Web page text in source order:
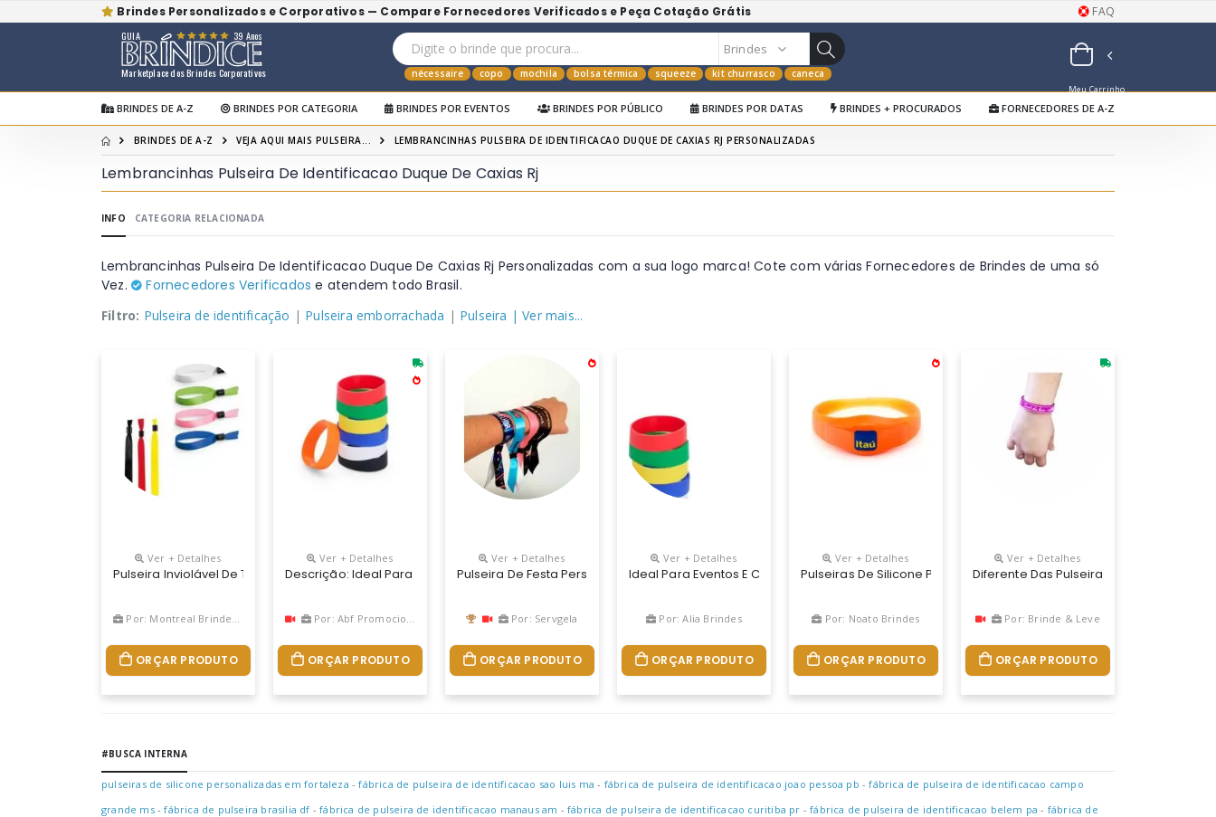
Brindes Personalizados e Corporativos — Compare Fornecedores Verificados e Peça Cotação Grátis FAQ
Marketplace dos Brindes Corporativos
GUIA 39 Anos
nécessaire copo mochila bolsa térmica squeeze kit churrasco caneca
Meu Carrinho
de Orçamentos
BRINDES DE A-Z BRINDES POR CATEGORIA BRINDES POR EVENTOS BRINDES POR PÚBLICO BRINDES POR DATAS BRINDES + PROCURADOS FORNECEDORES DE A-Z
BRINDES DE A-Z VEJA AQUI MAIS PULSEIRA... LEMBRANCINHAS PULSEIRA DE IDENTIFICACAO DUQUE DE CAXIAS RJ PERSONALIZADAS
Lembrancinhas Pulseira De Identificacao Duque De Caxias Rj
INFO CATEGORIA RELACIONADA
Lembrancinhas Pulseira De Identificacao Duque De Caxias Rj Personalizadas com a sua logo marca! Cote com várias Fornecedores de Brindes de uma só
Vez.
Fornecedores Verificados e atendem todo Brasil.
Filtro: Pulseira de identificação | Pulseira emborrachada | Pulseira | Ver mais...
Ver + Detalhes
Pulseira Inviolável De Tecido Com Fecho De Segurança. 1,5 Cm X 36 Cm - Gravação Digital Sem Limites De Cores, Frente.
Por: Montreal Brindes Corporativos
ORÇAR PRODUTO
Ver + Detalhes
Descrição: Ideal Para Eventos E Campanhas Promocionais, A Pulseira De Silicone É Flexível E Leve, Ajustando-Se Facilmente A Qualquer Tamanho De
Por: Abf Promocional
ORÇAR PRODUTO
Ver + Detalhes
Pulseira De Festa Personalizada, Confeccionada Em Cetim, Com Medidas De 20mm. Brinde De Baixo Custo, Amplo Espaço
Por: Servgela
ORÇAR PRODUTO
Ver + Detalhes
Ideal Para Eventos E Campanhas Promocionais, A Pulseira De Silicone É Flexível E Leve,
Por: Alia Brindes
ORÇAR PRODUTO
Ver + Detalhes
Pulseiras De Silicone Personalizadas, Material Silicone + Abs, Cor Da
Por: Noato Brindes
ORÇAR PRODUTO
Ver + Detalhes
Diferente Das Pulseiras De Borracha,
Por: Brinde & Leve
ORÇAR PRODUTO
#BUSCA INTERNA
pulseiras de silicone personalizadas em fortaleza -fábrica de pulseira de identificacao sao luis ma - fábrica de pulseira de identificacao joao pessoa pb -fábrica de pulseira de identificacao campo
grande ms-fábrica de pulseira brasilia df -fábrica de pulseira de identificacao manaus am -fábrica de pulseira de identificacao curitiba pr -fábrica de pulseira de identificacao belem pa - fábrica de